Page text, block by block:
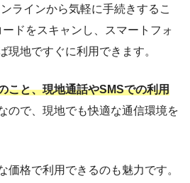
ラインから気軽に手続きするこ
ドをスキャンし、スマートフォ
現地ですぐに利用できます。
こと、現地通話やSMSでの利用
ので、現地でも快適な通信環境を
価格で利用できるのも魅力です。